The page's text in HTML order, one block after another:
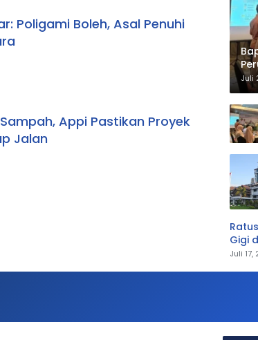
Poligami Boleh, Asal Penuhi
Appi Pastikan Proyek
Jalan
Juli
Gigi
Juli 17,